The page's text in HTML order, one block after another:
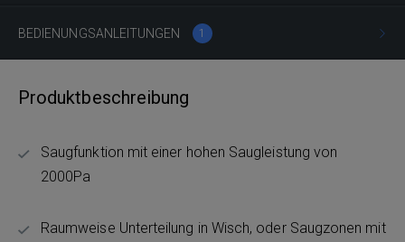
BEDIENUNGSANLEITUNGEN 1
Produktbeschreibung
Saugfunktion mit einer hohen Saugleistung von
2000Pa
Raumweise Unterteilung in Wisch, oder Saugzonen mit